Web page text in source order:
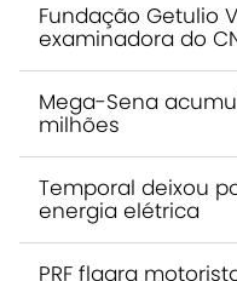
Fundação Getulio
examinadora do
Mega-Sena
milhões
Temporal deixou
energia elétrica
PRF flagra